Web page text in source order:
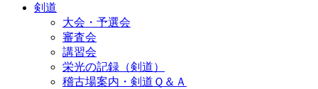
剣道
大会・予選会
審査会
講習会
栄光の記録（剣道）
稽古場案内・剣道Ｑ＆Ａ